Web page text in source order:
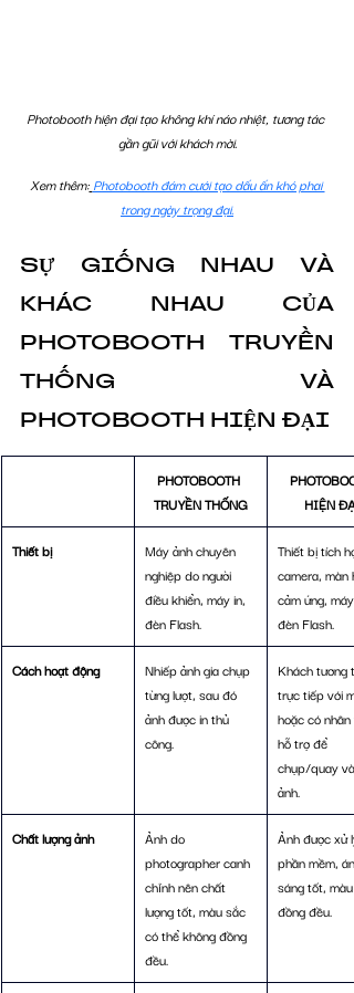
Photobooth hiện đại tạo không khí náo nhiệt, tương tác
gần gũi với khách mời.
Xem thêm: Photobooth đám cưới tạo dấu ấn khó phai
trong ngày trọng đại.
SỰ GIỐNG NHAU VÀ
KHÁC NHAU CỦA
PHOTOBOOTH TRUYỀN
THỐNG VÀ
PHOTOBOOTH HIỆN ĐẠI
PHOTOBOOTH
TRUYỀN THỐNG
HIỆN ĐẠI
Thiết bị
Máy ảnh chuyên
nghiệp do người
điều khiển, máy in,
đèn Flash.
Thiết bị tích
camera, màn
cảm ứng, máy
đèn Flash.
Cách hoạt động
Nhiếp ảnh gia chụp
từng lượt, sau đó
ảnh được in thủ
công.
Khách tương
trực tiếp với
hoặc có nhân
hỗ trợ để
chụp/quay và
ảnh.
Chất lượng ảnh
Ảnh do
photographer canh
chỉnh nên chất
lượng tốt, màu sắc
có thể không đồng
đều.
Ảnh được xử
phần mềm, ánh
sáng tốt, màu
đồng đều.